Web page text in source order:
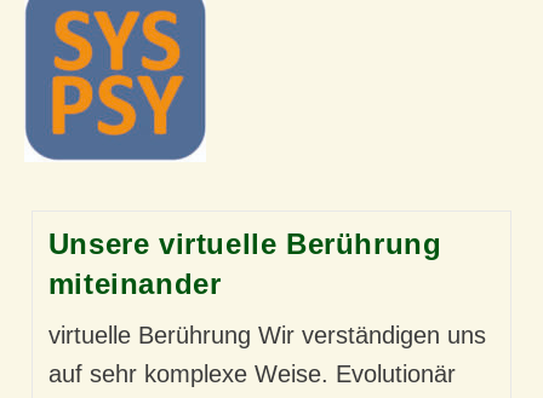
Unsere virtuelle Berührung
miteinander
virtuelle Berührung Wir verständigen uns
auf sehr komplexe Weise. Evolutionär